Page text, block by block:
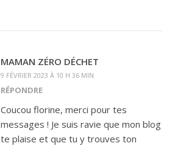
MAMAN ZÉRO DÉCHET
9 FÉVRIER 2023 À 10 H 36 MIN
RÉPONDRE
Coucou florine, merci pour tes
messages ! Je suis ravie que mon blog
te plaise et que tu y trouves ton